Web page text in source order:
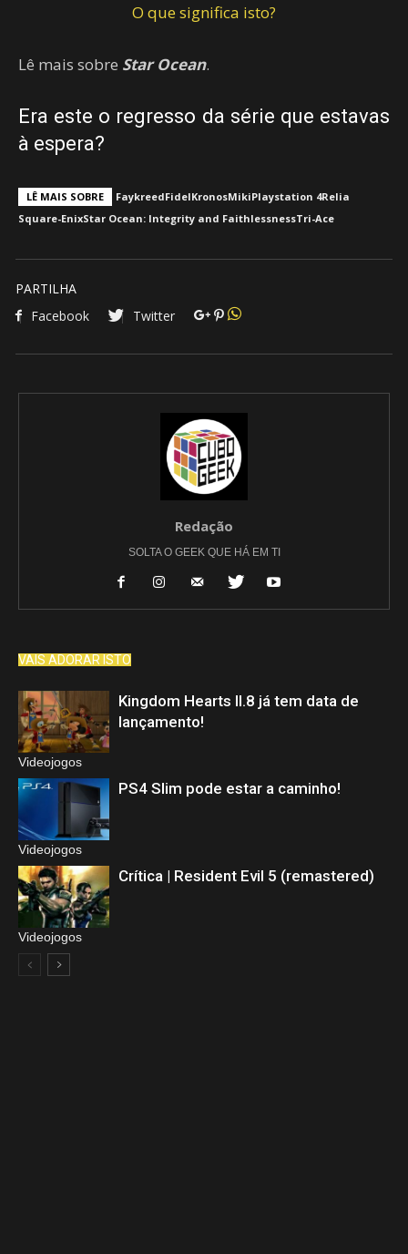
O que significa isto?
Lê mais sobre Star Ocean.
Era este o regresso da série que estavas
à espera?
LÊ MAIS SOBRE FaykreedFidelKronosMikiPlaystation 4Relia
Square-EnixStar Ocean: Integrity and FaithlessnessTri-Ace
PARTILHA
Facebook
Twitter
Redação
SOLTA O GEEK QUE HÁ EM TI
VAIS ADORAR ISTO
Videojogos
Kingdom Hearts II.8 já tem data de
lançamento!
Videojogos
PS4 Slim pode estar a caminho!
Videojogos
Crítica | Resident Evil 5 (remastered)